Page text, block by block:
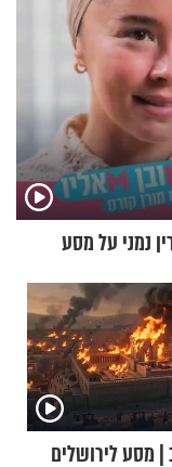
נמני על מסע
מסע לירושלים